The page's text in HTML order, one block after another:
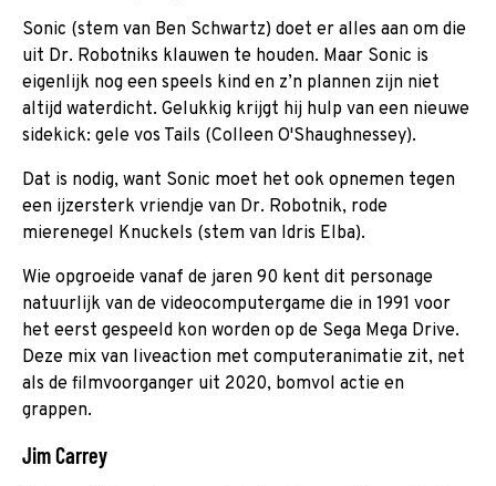
Sonic (stem van Ben Schwartz) doet er alles aan om die
uit Dr. Robotniks klauwen te houden. Maar Sonic is
eigenlijk nog een speels kind en z’n plannen zijn niet
altijd waterdicht. Gelukkig krijgt hij hulp van een nieuwe
sidekick: gele vos Tails (Colleen O'Shaughnessey).
Dat is nodig, want Sonic moet het ook opnemen tegen
een ijzersterk vriendje van Dr. Robotnik, rode
mierenegel Knuckels (stem van Idris Elba).
Wie opgroeide vanaf de jaren 90 kent dit personage
natuurlijk van de videocomputergame die in 1991 voor
het eerst gespeeld kon worden op de Sega Mega Drive.
Deze mix van liveaction met computeranimatie zit, net
als de filmvoorganger uit 2020, bomvol actie en
grappen.
Jim Carrey